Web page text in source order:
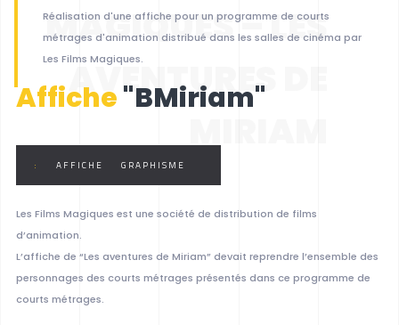
MAGIQUES – LES
AVENTURES DE
Réalisation d'une affiche pour un programme de courts
métrages d'animation distribué dans les salles de cinéma par
Les Films Magiques.
Affiche"BMiriam"
: AFFICHE GRAPHISME
Les Films Magiques est une société de distribution de films
d’animation.
L’affiche de “Les aventures de Miriam” devait reprendre l’ensemble des
personnages des courts métrages présentés dans ce programme de
courts métrages.